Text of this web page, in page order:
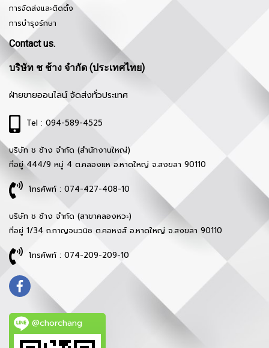
การจัดส่งและติดตั้ง
การบำรุงรักษา
Contact us.
บริษัท ช ช้าง จำกัด (ประเทศไทย)
ฝ่ายขายออนไลน์ จัดส่งทั่วประเทศ
Tel : 094-589-4525
บริษัท ช ช้าง จำกัด (สำนักงานใหญ่)
ที่อยู่ 444/9 หมู่ 4 ต.คลองแห อ.หาดใหญ่ จ.สงขลา 90110
โทรศัพท์ : 074-427-408-10
บริษัท ช ช้าง จำกัด (สาขาคลองหวะ)
ที่อยู่ 1/34 ถ.กาญจนวนิช ต.คอหงส์ อ.หาดใหญ่ จ.สงขลา 90110
โทรศัพท์ : 074-209-209-10
@chorchang